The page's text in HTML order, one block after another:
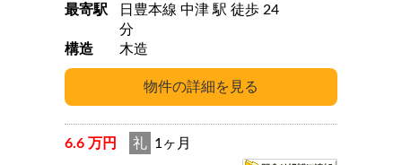
最寄駅
日豊本線 中津 駅 徒歩 24
分
構造
木造
6.6 万円 礼 1ヶ月